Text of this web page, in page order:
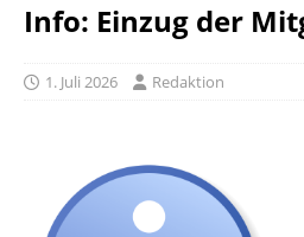
Info: Einzug der
1. Juli 2026 Redaktion